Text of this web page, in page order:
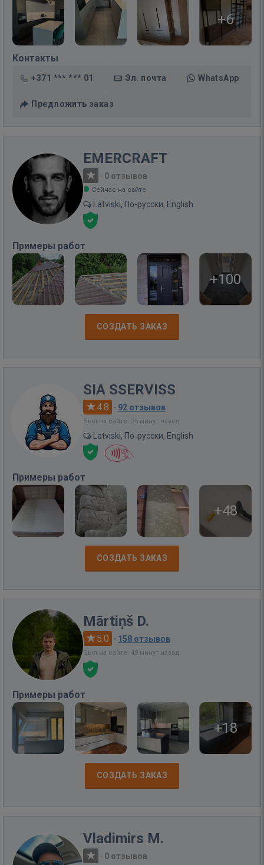
+6
Контакты
+371 *** *** 01 Эл. почта WhatsApp
Предложить заказ
EMERCRAFT
· 0 отзывов
Сейчас на сайте
Latviski, По-русски, English
Примеры работ
+100
СОЗДАТЬ ЗАКАЗ
SIA SSERVISS
4.8 · 92 отзывов
Был на сайте: 25 минут назад
Latviski, По-русски, English
Примеры работ
+48
СОЗДАТЬ ЗАКАЗ
Mārtiņš D.
5.0 · 158 отзывов
Был на сайте: 49 минут назад
Примеры работ
+18
СОЗДАТЬ ЗАКАЗ
Vladimirs M.
· 0 отзывов